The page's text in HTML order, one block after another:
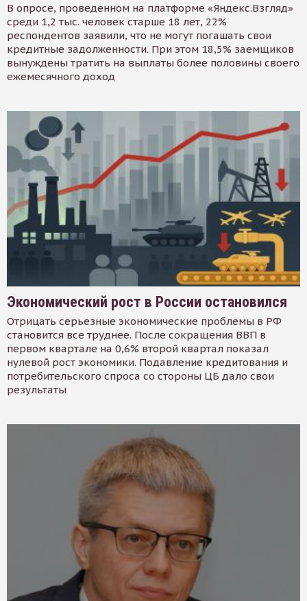
В опросе, проведенном на платформе «Яндекс.Взгляд»
среди 1,2 тыс. человек старше 18 лет, 22%
респондентов заявили, что не могут погашать свои
кредитные задолженности. При этом 18,5% заемщиков
вынуждены тратить на выплаты более половины своего
ежемесячного доход
Экономический рост в России остановился
Отрицать серьезные экономические проблемы в РФ
становится все труднее. После сокращения ВВП в
первом квартале на 0,6% второй квартал показал
нулевой рост экономики. Подавление кредитования и
потребительского спроса со стороны ЦБ дало свои
результаты